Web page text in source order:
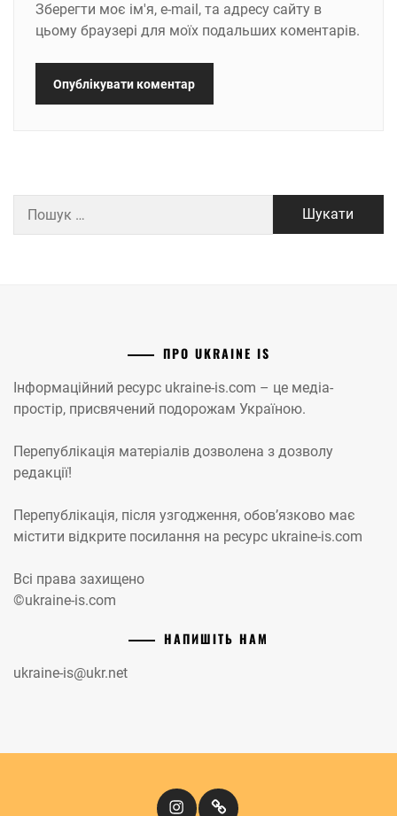
Зберегти моє ім'я, e-mail, та адресу сайту в
цьому браузері для моїх подальших коментарів.
ПРО UKRAINE IS
Інформаційний ресурс ukraine-is.com – це медіа-
простір, присвячений подорожам Україною.
Перепублікація матеріалів дозволена з дозволу
редакції!
Перепублікація, після узгодження, обов’язково має
містити відкрите посилання на ресурс ukraine-is.com
Всі права захищено
©ukraine-is.com
НАПИШІТЬ НАМ
ukraine-is@ukr.net
InstagramКіномандри